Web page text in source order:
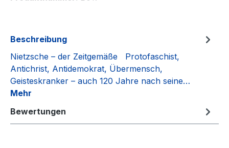
Beschreibung
Nietzsche – der Zeitgemäße Protofaschist,
Antichrist, Antidemokrat, Übermensch,
Geisteskranker – auch 120 Jahre nach seine…
Mehr
Bewertungen